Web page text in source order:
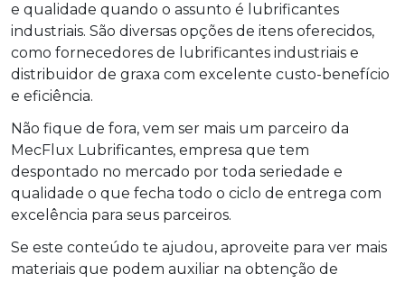
e qualidade quando o assunto é lubrificantes
industriais. São diversas opções de itens oferecidos,
como fornecedores de lubrificantes industriais e
distribuidor de graxa com excelente custo-benefício
e eficiência.
Não fique de fora, vem ser mais um parceiro da
MecFlux Lubrificantes, empresa que tem
despontado no mercado por toda seriedade e
qualidade o que fecha todo o ciclo de entrega com
excelência para seus parceiros.
Se este conteúdo te ajudou, aproveite para ver mais
materiais que podem auxiliar na obtenção de